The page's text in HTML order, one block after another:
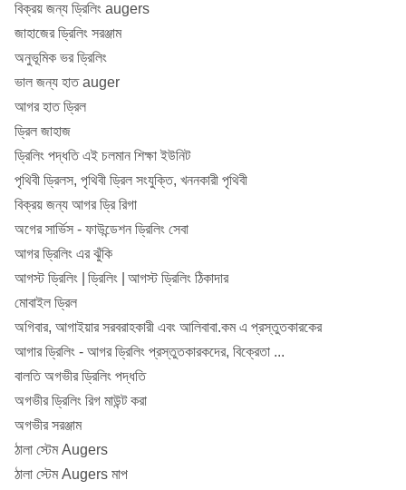
বিক্রয় জন্য ড্রিলিং augers
জাহাজের ড্রিলিং সরঞ্জাম
অনুভূমিক ভর ড্রিলিং
ভাল জন্য হাত auger
আগর হাত ড্রিল
ড্রিল জাহাজ
ড্রিলিং পদ্ধতি এই চলমান শিক্ষা ইউনিট
পৃথিবী ড্রিলস, পৃথিবী ড্রিল সংযুক্তি, খননকারী পৃথিবী
বিক্রয় জন্য আগর ড্রি রিগা
অগের সার্ভিস - ফাউন্ডেশন ড্রিলিং সেবা
আগর ড্রিলিং এর ঝুঁকি
আগস্ট ড্রিলিং |
ড্রিলিং |
আগস্ট ড্রিলিং ঠিকাদার
মোবাইল ড্রিল
অগিবার, আগাইয়ার সরবরাহকারী এবং আলিবাবা.কম এ প্রস্তুতকারকের
আগার ড্রিলিং - আগর ড্রিলিং প্রস্তুতকারকদের, বিক্রেতা ...
বালতি অগভীর ড্রিলিং পদ্ধতি
অগভীর ড্রিলিং রিগ মাউন্ট করা
অগভীর সরঞ্জাম
ঠালা স্টেম Augers
ঠালা স্টেম Augers মাপ